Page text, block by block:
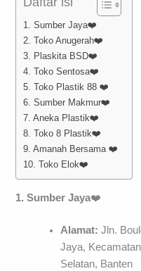
1. Sumber Jaya❤️
2. Toko Anugerah❤️
3. Plaskita BSD❤️
4. Toko Sentosa❤️
5. Toko Plastik 88 ❤️
6. Sumber Makmur❤️
7. Aneka Plastik❤️
8. Toko 8 Plastik❤️
9. Amanah Bersama ❤️
10. Toko Elok❤️
1. Sumber Jaya❤️
Alamat: Jln.
Jaya,
Selatan, Banten